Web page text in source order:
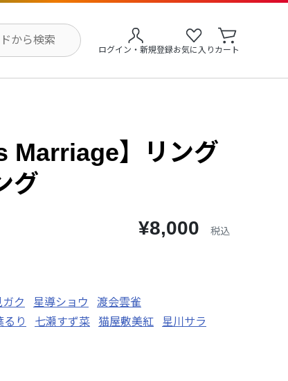
ログイン・新規登録お気に入り カート
Marriage】リング
グ
¥8,000 税込
ク 星導ショウ
渡会雲雀
るり 七瀬すず菜 猫屋敷美紅 星川サラ